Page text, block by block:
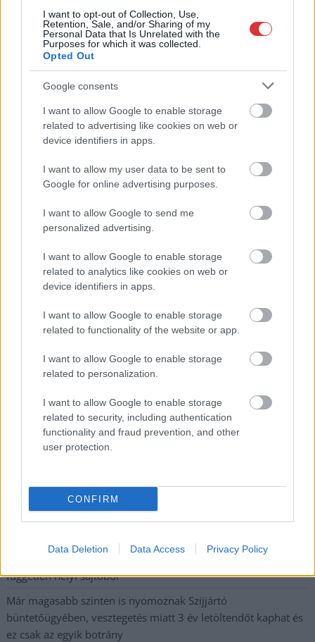
I want to opt-out of Collection, Use,
Retention, Sale, and/or Sharing of my
Personal Data that Is Unrelated with the
Purposes for which it was collected.
Opted Out
Google consents
I want to allow Google to enable storage
related to advertising like cookies on web or
device identifiers in apps.
I want to allow my user data to be sent to
Google for online advertising purposes.
I want to allow Google to send me
personalized advertising.
I want to allow Google to enable storage
related to analytics like cookies on web or
device identifiers in apps.
I want to allow Google to enable storage
related to functionality of the website or app.
I want to allow Google to enable storage
related to personalization.
I want to allow Google to enable storage
related to security, including authentication
functionality and fraud prevention, and other
user protection.
CONFIRM
Data Deletion Data Access Privacy Policy
Hírlevél feliratkozás
meg e-mail címét:
Megismertem és elfogadom a
Nem szeretne lemaradni semmiről? Csak egy kattintás, és hírlevelünk a
legfrissebb információkkal és exkluzív tartalmakkal hétről hétre
postaládájába érkezik!
A SZOL24 legfrissebb 24 cikke
A Tisza Párt Dr. Baka Andrást jelöli köztársasági elnöknek
Óriási, több mint két méteres harcsát fogott a Tiszán a 13 éves
fiú (VIDEÓVAL)
fennakadásokra és pótlóbuszos közlekedésre számítsunk az
egyik Jász-Nagykun-Szolnok megyei vasútvonalon
Magyarország jobban látszik közelről – heti médiaszemle a
független helyi sajtóból
Már magasabb szinten is nyomoznak Szijjártó
büntetőügyében, vesztegetés miatt 3 év letöltendőt kaphat és
ez csak az egyik botrány